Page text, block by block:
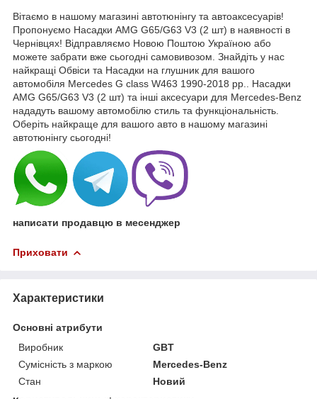
Вітаємо в нашому магазині автотюнінгу та автоаксесуарів!
Пропонуємо Насадки AMG G65/G63 V3 (2 шт) в наявності в
Чернівцях! Відправляємо Новою Поштою Україною або
можете забрати вже сьогодні самовивозом. Знайдіть у нас
найкращі Обвіси та Насадки на глушник для вашого
автомобіля Mercedes G сlass W463 1990-2018 рр.. Насадки
AMG G65/G63 V3 (2 шт) та інші аксесуари для Mercedes-Benz
нададуть вашому автомобілю стиль та функціональність.
Оберіть найкраще для вашого авто в нашому магазині
автотюнінгу сьогодні!
написати продавцю в месенджер
Приховати
Характеристики
Основні атрибути
Виробник
GBT
Сумісність з маркою
Mercedes-Benz
Стан
Новий